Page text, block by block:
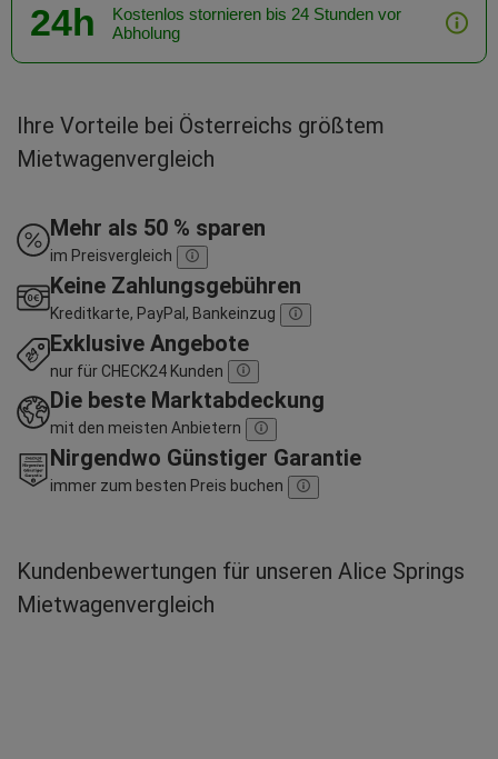
24h
Kostenlos stornieren bis 24 Stunden vor
Abholung
Ihre Vorteile bei Österreichs größtem
Mietwagenvergleich
Mehr als 50 % sparen
im Preisvergleich
Keine Zahlungsgebühren
Kreditkarte, PayPal, Bankeinzug
Exklusive Angebote
nur für CHECK24 Kunden
Die beste Marktabdeckung
mit den meisten Anbietern
Nirgendwo Günstiger Garantie
immer zum besten Preis buchen
Kundenbewertungen für unseren Alice Springs
Mietwagenvergleich